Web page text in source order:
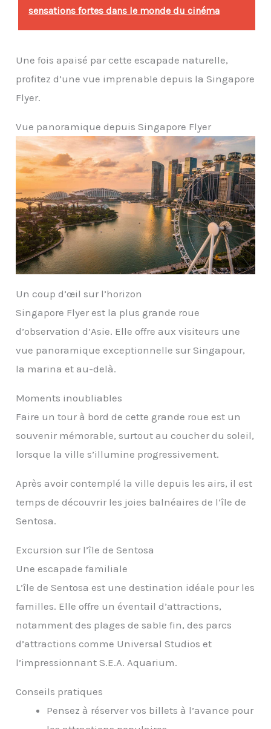
sensations fortes dans le monde du cinéma
Une fois apaisé par cette escapade naturelle,
profitez d’une vue imprenable depuis la Singapore
Flyer.
Vue panoramique depuis Singapore Flyer
Un coup d’œil sur l’horizon
Singapore Flyer est la plus grande roue
d’observation d’Asie. Elle offre aux visiteurs une
vue panoramique exceptionnelle sur Singapour,
la marina et au-delà.
Moments inoubliables
Faire un tour à bord de cette grande roue est un
souvenir mémorable, surtout au coucher du soleil,
lorsque la ville s’illumine progressivement.
Après avoir contemplé la ville depuis les airs, il est
temps de découvrir les joies balnéaires de l’île de
Sentosa.
Excursion sur l’île de Sentosa
Une escapade familiale
L’île de Sentosa est une destination idéale pour les
familles. Elle offre un éventail d’attractions,
notamment des plages de sable fin, des parcs
d’attractions comme Universal Studios et
l’impressionnant S.E.A. Aquarium.
Conseils pratiques
Pensez à réserver vos billets à l’avance pour